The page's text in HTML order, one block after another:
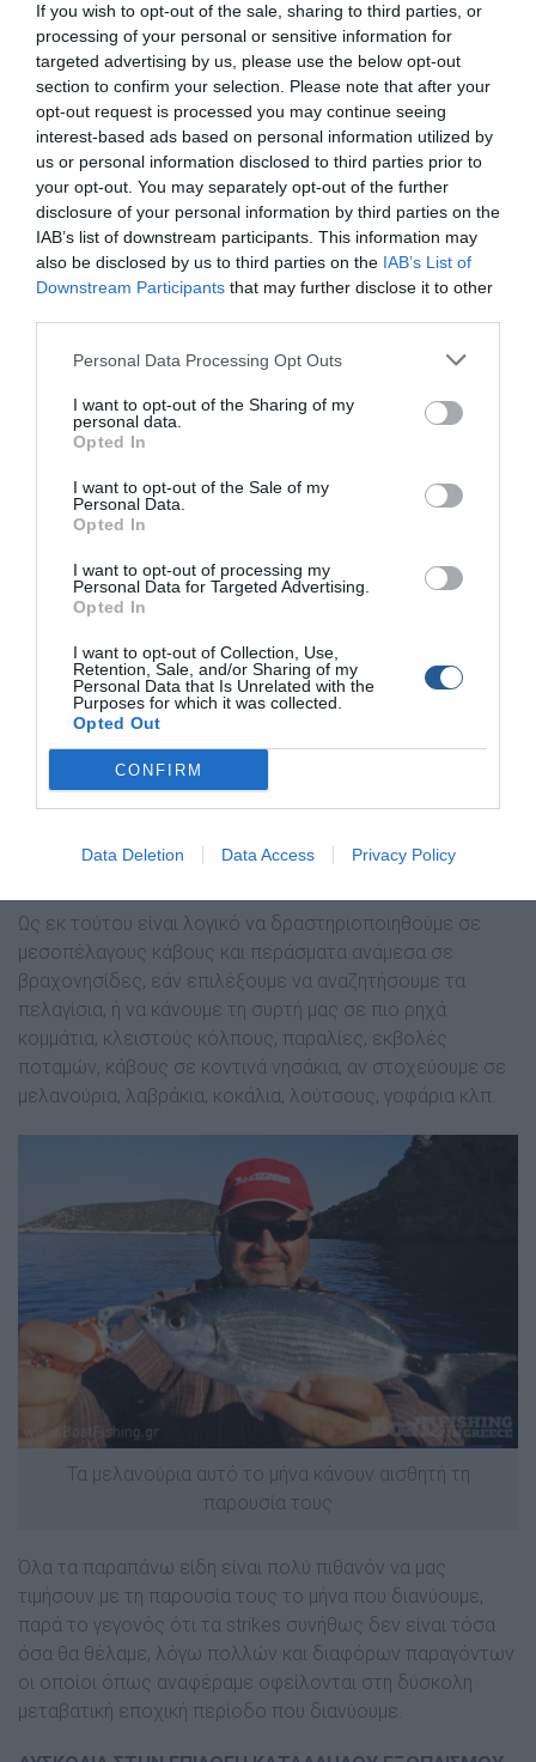
If you wish to opt-out of the sale, sharing to third parties, or
processing of your personal or sensitive information for
targeted advertising by us, please use the below opt-out
section to confirm your selection. Please note that after your
opt-out request is processed you may continue seeing
interest-based ads based on personal information utilized by
us or personal information disclosed to third parties prior to
your opt-out. You may separately opt-out of the further
disclosure of your personal information by third parties on the
IAB’s list of downstream participants. This information may
also be disclosed by us to third parties on the IAB’s List of
Downstream Participants that may further disclose it to other
Personal Data Processing Opt Outs
I want to opt-out of the Sharing of my
personal data.
Opted In
I want to opt-out of the Sale of my
Personal Data.
Opted In
I want to opt-out of processing my
Personal Data for Targeted Advertising.
Opted In
I want to opt-out of Collection, Use,
Retention, Sale, and/or Sharing of my
Personal Data that Is Unrelated with the
Purposes for which it was collected.
Opted Out
CONFIRM
Data Deletion Data Access Privacy Policy
κιόλας του Μάρτη κι ενώ ακόµα το χιόνι σε πολλές
περιοχές ήταν αφράτο! Άβυσσος η «ψυχή» των ψαριών
φίλοι µου…
αντανακλάσεις αποδίδουν τα μέγιστα
είµαστε προετοιµασµένοι για όλα, αφού οι εκπλήξεις
καραδοκούν ανά πάσα στιγµή. Εδώ βέβαια υπάρχει και
κάτι άλλο το οποίο θα πρέπει να προσέξουµε.
Αναφέροµαι στα σηµεία τα οποία θα επιλέξουµε να
σύρουµε τα τεχνητά µας. Ο Μάρτης θεωρώ πως
αποτελεί την ιδανική «πίστα» εφαρµογής του εξής κανόνα
στην τεχνική της συρτής αφρού: συνεχής αναζήτηση µε
«άνοιγµα» του διαβήτη και όχι ψάρεμα σε µικρά κοµµάτια
µε περιορισµένο υδάτινο πεδίο. Σε αυτό συνηγορεί και το
γεγονός που αναφέραµε πιο πάνω, ότι δηλαδή είναι πολύ
πιθανό να συναντήσουµε διάφορα είδη ψαριών.
Ως εκ τούτου είναι λογικό να δραστηριοποιηθούµε σε
µεσοπέλαγους κάβους και περάσµατα ανάµεσα σε
βραχονησίδες, εάν επιλέξουµε να αναζητήσουµε τα
πελαγίσια, ή να κάνουµε τη συρτή µας σε πιο ρηχά
κοµµάτια, κλειστούς κόλπους, παραλίες, εκβολές
ποταµών, κάβους σε κοντινά νησάκια, αν στοχεύουµε σε
μελανούρια, λαβράκια, κοκάλια, λούτσους, γοφάρια κλπ.
Τα μελανούρια αυτό το μήνα κάνουν αισθητή τη
παρουσία τους
Όλα τα παραπάνω είδη είναι πολύ πιθανόν να µας
τιµήσουν µε τη παρουσία τους το µήνα που διανύουµε,
παρά το γεγονός ότι τα strikes συνήθως δεν είναι τόσα
όσα θα θέλαµε, λόγω πολλών και διαφόρων παραγόντων
οι οποίοι όπως αναφέραµε οφείλονται στη δύσκολη
µεταβατική εποχική περίοδο που διανύουµε.